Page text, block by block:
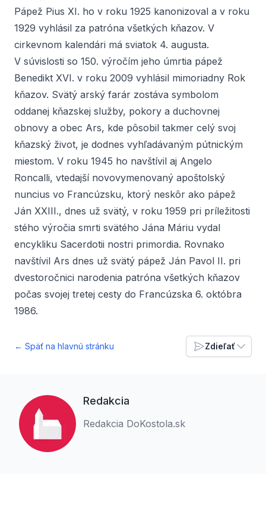
Pápež Pius XI. ho v roku 1925 kanonizoval a v roku
1929 vyhlásil za patróna všetkých kňazov. V
cirkevnom kalendári má sviatok 4. augusta.
V súvislosti so 150. výročím jeho úmrtia pápež
Benedikt XVI. v roku 2009 vyhlásil mimoriadny Rok
kňazov. Svätý arský farár zostáva symbolom
oddanej kňazskej služby, pokory a duchovnej
obnovy a obec Ars, kde pôsobil takmer celý svoj
kňazský život, je dodnes vyhľadávaným pútnickým
miestom. V roku 1945 ho navštívil aj Angelo
Roncalli, vtedajší novovymenovaný apoštolský
nuncius vo Francúzsku, ktorý neskôr ako pápež
Ján XXIII., dnes už svätý, v roku 1959 pri príležitosti
stého výročia smrti svätého Jána Máriu vydal
encykliku Sacerdotii nostri primordia. Rovnako
navštívil Ars dnes už svätý pápež Ján Pavol II. pri
dvestoročnici narodenia patróna všetkých kňazov
počas svojej tretej cesty do Francúzska 6. októbra
1986.
← Späť na hlavnú stránku Zdieľať
Redakcia
Redakcia DoKostola.sk